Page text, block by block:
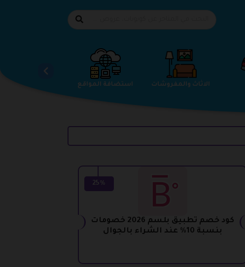
استضافة المواقع الاثاث والمفروشات الاحذية
25%
كود خصم تطبيق بلسم 2026 خصومات
بنسبة 10% عند الشراء بالجوال